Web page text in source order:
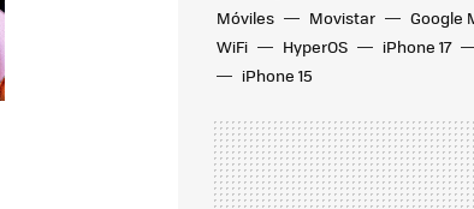
Móviles
Movistar
Google
WiFi
HyperOS iPhone 17
iPhone 15